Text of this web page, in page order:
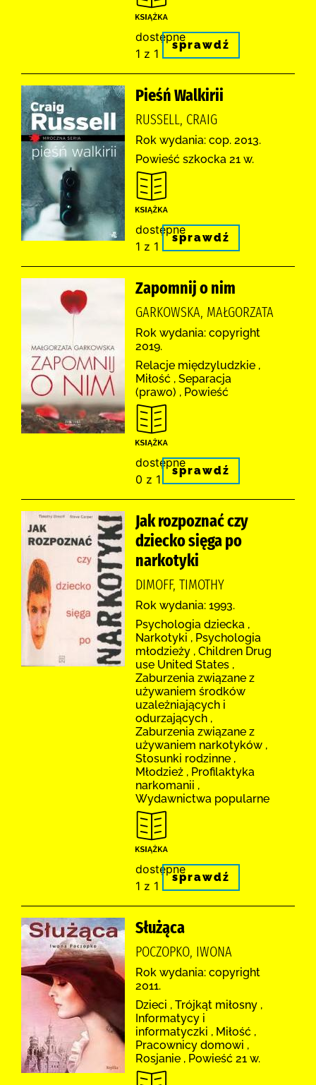
dostępne
1 z 1
sprawdź
Pieśń Walkirii
RUSSELL, CRAIG
Rok wydania: cop. 2013.
Powieść szkocka 21 w.
dostępne
1 z 1
sprawdź
Zapomnij o nim
GARKOWSKA, MAŁGORZATA
Rok wydania: copyright
2019.
Relacje międzyludzkie ,
Miłość , Separacja
(prawo) , Powieść
dostępne
0 z 1
sprawdź
Jak rozpoznać czy
dziecko sięga po
narkotyki
DIMOFF, TIMOTHY
Rok wydania: 1993.
Psychologia dziecka ,
Narkotyki , Psychologia
młodzieży , Children Drug
use United States ,
Zaburzenia związane z
używaniem środków
uzależniających i
odurzających ,
Zaburzenia związane z
używaniem narkotyków ,
Stosunki rodzinne ,
Młodzież , Profilaktyka
narkomanii ,
Wydawnictwa popularne
dostępne
1 z 1
sprawdź
Służąca
POCZOPKO, IWONA
Rok wydania: copyright
2011.
Dzieci , Trójkąt miłosny ,
Informatycy i
informatyczki , Miłość ,
Pracownicy domowi ,
Rosjanie , Powieść 21 w.